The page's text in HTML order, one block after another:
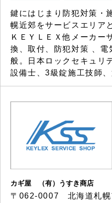
鍵にはじまり防犯対策・
幌近郊をサービスエリア
ＫＥＹＬＥＸ他メーカー
換、取付、防犯対策 、電
般。日本ロックセキュリ
設備士、3級錠施工技師
カギ屋 （有）うすき商店
〒062-0007 北海道札幌